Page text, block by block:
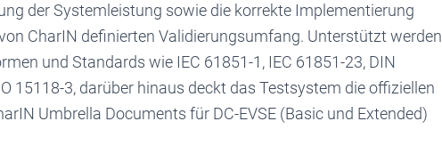
der Systemleistung sowie die korrekte Implementierung
CharIN definierten Validierungsumfang. Unterstützt werden
und Standards wie IEC 61851-1, IEC 61851-23, DIN
15118-3, darüber hinaus deckt das Testsystem die offiziellen
Umbrella Documents für DC-EVSE (Basic und Extended)